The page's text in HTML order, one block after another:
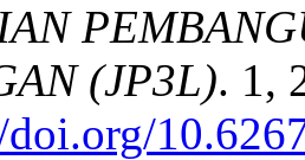
(JP3L). 1,